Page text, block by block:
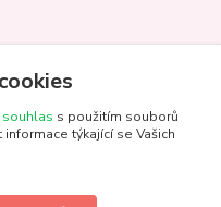
souhlas s použitím souborů
týkající se Vašich